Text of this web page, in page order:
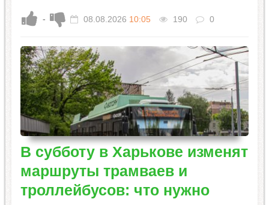
- 08.08.2026 10:05 190 0
В субботу в Харькове изменят
маршруты трамваев и
троллейбусов: что нужно